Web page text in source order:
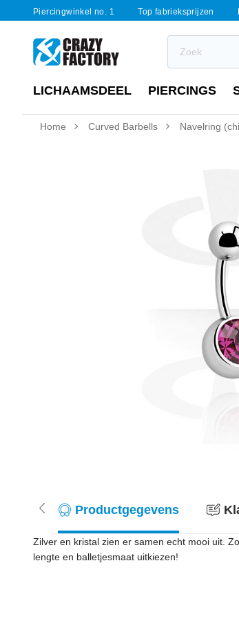
Piercingwinkel no. 1 Top fabrieksprijzen
LICHAAMSDEEL PIERCINGS
Home Curved Barbells Navelring
Productgegevens
Zilver en kristal zien er samen echt mooi uit.
lengte en balletjesmaat uitkiezen!